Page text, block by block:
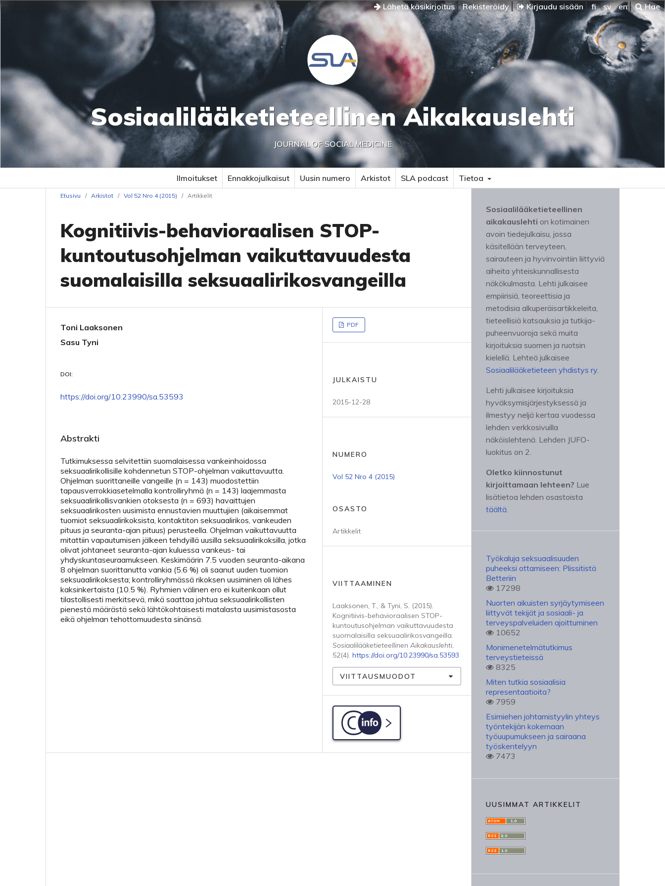
Lähetä käsikirjoitus Rekisteröidy Kirjaudu sisään fi sv en Hae
Sosiaalilääketieteellinen Aikakauslehti
JOURNAL OF SOCIAL MEDICINE
Ilmoitukset Ennakkojulkaisut Uusin numero Arkistot SLA podcast Tietoa
Etusivu / Arkistot / Vol 52 Nro 4 (2015) / Artikkelit
Kognitiivis-behavioraalisen STOP-
kuntoutusohjelman vaikuttavuudesta
suomalaisilla seksuaalirikosvangeilla
Toni Laaksonen
Sasu Tyni
DOI:
https://doi.org/10.23990/sa.53593
Abstrakti
Tutkimuksessa selvitettiin suomalaisessa vankeinhoidossa
seksuaalirikollisille kohdennetun STOP-ohjelman vaikuttavuutta.
Ohjelman suorittaneille vangeille (n = 143) muodostettiin
tapausverrokkiasetelmalla kontrolliryhmä (n = 143) laajemmasta
seksuaalirikollisvankien otoksesta (n = 693) havaittujen
seksuaalirikosten uusimista ennustavien muuttujien (aikaisemmat
tuomiot seksuaalirikoksista, kontaktiton seksuaalirikos, vankeuden
pituus ja seuranta-ajan pituus) perusteella. Ohjelman vaikuttavuutta
mitattiin vapautumisen jälkeen tehdyillä uusilla seksuaalirikoksilla, jotka
olivat johtaneet seuranta-ajan kuluessa vankeus- tai
yhdyskuntaseuraamukseen. Keskimäärin 7.5 vuoden seuranta-aikana
8 ohjelman suorittanutta vankia (5.6 %) oli saanut uuden tuomion
seksuaalirikoksesta; kontrolliryhmässä rikoksen uusiminen oli lähes
kaksinkertaista (10.5 %). Ryhmien välinen ero ei kuitenkaan ollut
tilastollisesti merkitsevä, mikä saattaa johtua seksuaalirikollisten
pienestä määrästä sekä lähtökohtaisesti matalasta uusimistasosta
eikä ohjelman tehottomuudesta sinänsä.
PDF
JULKAISTU
2015-12-28
NUMERO
Vol 52 Nro 4 (2015)
OSASTO
Artikkelit
VIITTAAMINEN
Laaksonen, T., & Tyni, S. (2015).
Kognitiivis-behavioraalisen STOP-
kuntoutusohjelman vaikuttavuudesta
suomalaisilla seksuaalirikosvangeilla.
Sosiaalilääketieteellinen Aikakauslehti,
52(4). https://doi.org/10.23990/sa.53593
VIITTAUSMUODOT
C-info
Sosiaalilääketieteellinen
aikakauslehti on kotimainen
avoin tiedejulkaisu, jossa
käsitellään terveyteen,
sairauteen ja hyvinvointiin liittyviä
aiheita yhteiskunnallisesta
näkökulmasta. Lehti julkaisee
empiirisiä, teoreettisia ja
metodisia alkuperäisartikkeleita,
tieteellisiä katsauksia ja tutkija-
puheenvuoroja sekä muita
kirjoituksia suomen ja ruotsin
kielellä. Lehteä julkaisee
Sosiaalilääketieteen yhdistys ry.
Lehti julkaisee kirjoituksia
hyväksymisjärjestyksessä ja
ilmestyy neljä kertaa vuodessa
lehden verkkosivuilla
näköislehtenä. Lehden JUFO-
luokitus on 2.
Oletko kiinnostunut
kirjoittamaan lehteen? Lue
lisätietoa lehden osastoista
täältä.
Työkaluja seksuaalisuuden
puheeksi ottamiseen: Plissitistä
Betteriin
17298
Nuorten aikuisten syrjäytymiseen
liittyvät tekijät ja sosiaali- ja
terveyspalveluiden ajoittuminen
10652
Monimenetelmätutkimus
terveystieteissä
8325
Miten tutkia sosiaalisia
representaatioita?
7959
Esimiehen johtamistyylin yhteys
työntekijän kokemaan
työuupumukseen ja sairaana
työskentelyyn
7473
UUSIMMAT ARTIKKELIT